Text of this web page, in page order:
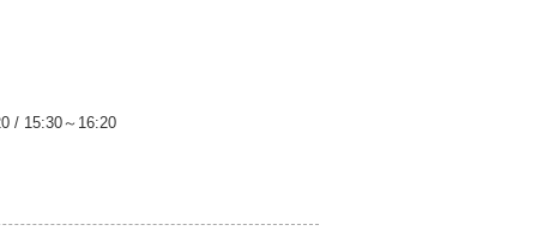
/ 15:30～16:20